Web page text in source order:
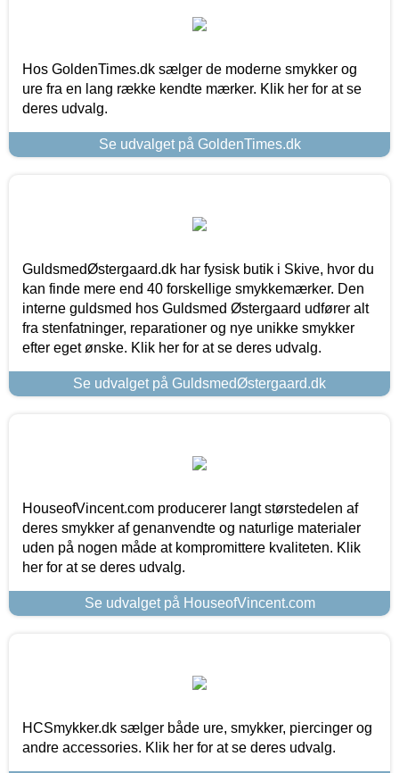
Hos GoldenTimes.dk sælger de moderne smykker og
ure fra en lang række kendte mærker. Klik her for at se
deres udvalg.
Se udvalget på GoldenTimes.dk
GuldsmedØstergaard.dk har fysisk butik i Skive, hvor du
kan finde mere end 40 forskellige smykkemærker. Den
interne guldsmed hos Guldsmed Østergaard udfører alt
fra stenfatninger, reparationer og nye unikke smykker
efter eget ønske. Klik her for at se deres udvalg.
Se udvalget på GuldsmedØstergaard.dk
HouseofVincent.com producerer langt størstedelen af
deres smykker af genanvendte og naturlige materialer
uden på nogen måde at kompromittere kvaliteten. Klik
her for at se deres udvalg.
Se udvalget på HouseofVincent.com
HCSmykker.dk sælger både ure, smykker, piercinger og
andre accessories. Klik her for at se deres udvalg.